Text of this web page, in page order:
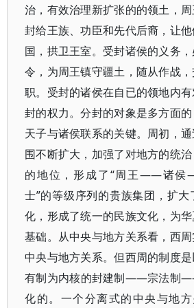
治，有效治理新扩张的的领土，
封给王族、功臣和先代后裔，让
国，拱卫王室。受封诸侯的义务
令，为周王镇守疆土，随从作战
职。受封的诸侯在自已的领地内
封的权力。分封的对象是多方面
天子与诸侯联系的关键。周初，
围不断扩大，加强了对地方的统
的地位，形成了“周王——诸
士”的等级序列的贵族集团，扩
化，形成了统一的民族文化，为
基础。从中央与地方关系看，西
中央与地方关系。但西周的制度
有制为内核的封建制——宗法制
化的。一个分离式的中央与地